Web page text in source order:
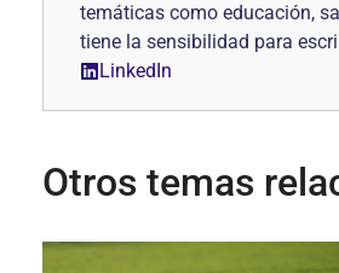
temáticas como educación,
tiene la sensibilidad para
LinkedIn
Otros temas